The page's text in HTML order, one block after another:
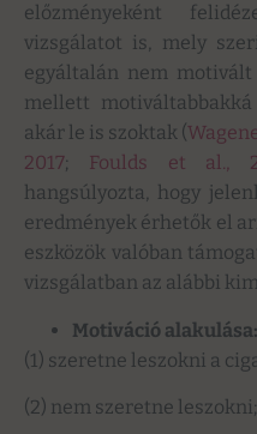
előzményeként
vizsgálatot is, mely
egyáltalán nem motivált
mellett
akár le is szoktak (
2017; Foulds et al.,
hangsúlyozta, hogy
eredmények érhetők el
eszközök valóban
vizsgálatban az alábbi
Motiváció alakulása:
(1) szeretne leszokni a
(2) nem szeretne leszokni;